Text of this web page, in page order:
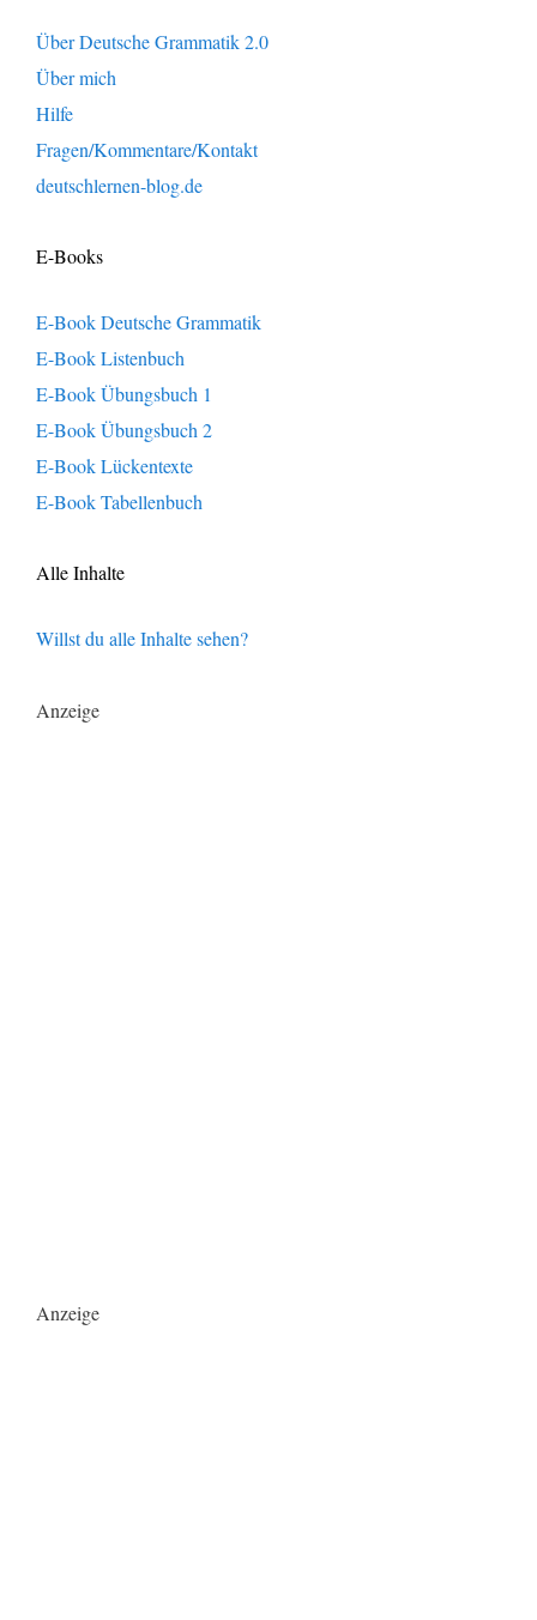
Über Deutsche Grammatik 2.0
Über mich
Hilfe
Fragen/Kommentare/Kontakt
deutschlernen-blog.de
E-Books
E-Book Deutsche Grammatik
E-Book Listenbuch
E-Book Übungsbuch 1
E-Book Übungsbuch 2
E-Book Lückentexte
E-Book Tabellenbuch
Alle Inhalte
Willst du alle Inhalte sehen?
Anzeige
Anzeige